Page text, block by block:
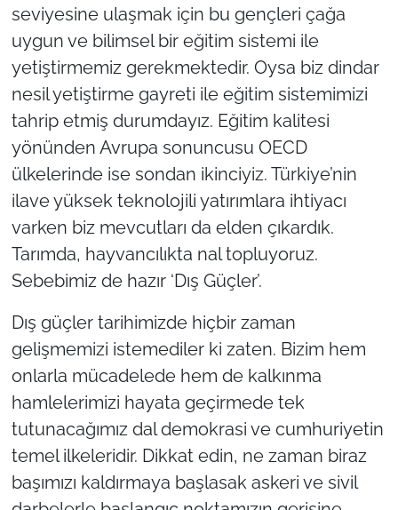
seviyesine ulaşmak için bu gençleri çağa
uygun ve bilimsel bir eğitim sistemi ile
yetiştirmemiz gerekmektedir. Oysa biz dindar
nesil yetiştirme gayreti ile eğitim sistemimizi
tahrip etmiş durumdayız. Eğitim kalitesi
yönünden Avrupa sonuncusu OECD
ülkelerinde ise sondan ikinciyiz. Türkiye’nin
ilave yüksek teknolojili yatırımlara ihtiyacı
varken biz mevcutları da elden çıkardık.
Tarımda, hayvancılıkta nal topluyoruz.
Sebebimiz de hazır ‘Dış Güçler’.
Dış güçler tarihimizde hiçbir zaman
gelişmemizi istemediler ki zaten. Bizim hem
onlarla mücadelede hem de kalkınma
hamlelerimizi hayata geçirmede tek
tutunacağımız dal demokrasi ve cumhuriyetin
temel ilkeleridir. Dikkat edin, ne zaman biraz
başımızı kaldırmaya başlasak askeri ve sivil